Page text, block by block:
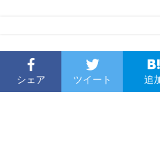
シェア ツイート 追